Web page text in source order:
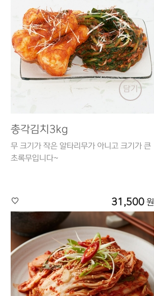
담기
총각김치3kg
무 크기가 작은 알타리무가 아니고 크기가 큰
초록무입니다~
31,500 원